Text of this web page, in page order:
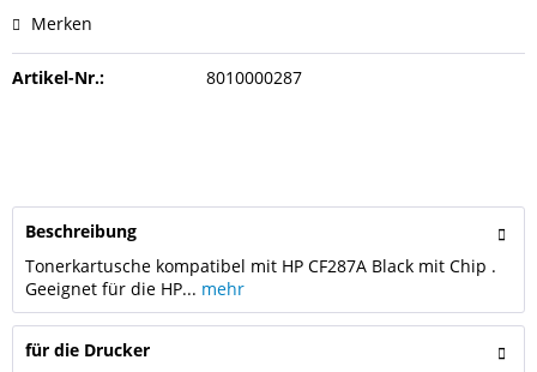
Merken
Artikel-Nr.: 8010000287
Beschreibung
Tonerkartusche kompatibel mit HP CF287A Black mit Chip .
Geeignet für die HP... mehr
für die Drucker